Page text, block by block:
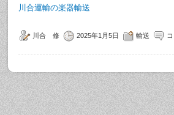
川合運輸の楽器輸送
川合 修 2025年1月5日 輸送